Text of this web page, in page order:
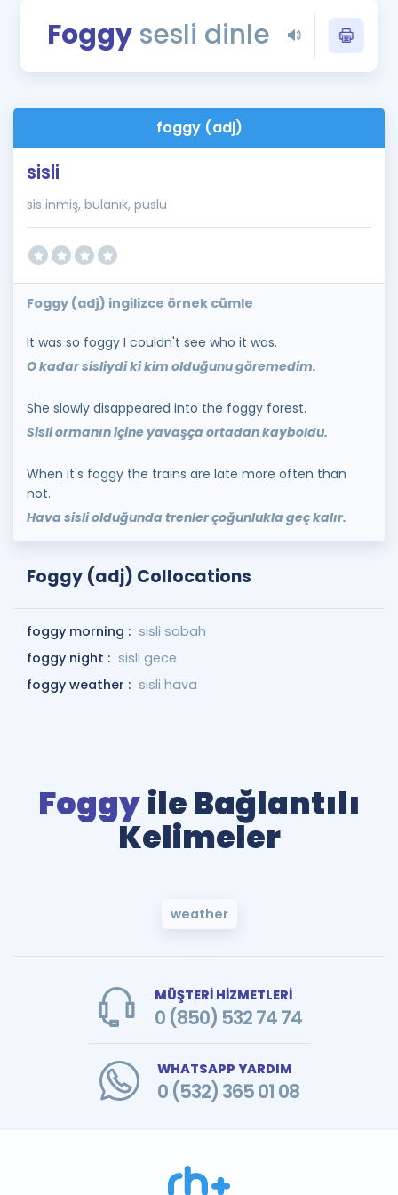
Rehberlik Aracı
Blog
İngilizce Gramer
Foggysesli dinle
foggy (adj)
sisli
sis inmiş, bulanık, puslu
Foggy (adj) ingilizce örnek cümle
It was so foggy I couldn't see who it was.
O kadar sisliydi ki kim olduğunu göremedim.
She slowly disappeared into the foggy forest.
Sisli ormanın içine yavaşça ortadan kayboldu.
When it's foggy the trains are late more often than
not.
Hava sisli olduğunda trenler çoğunlukla geç kalır.
Foggy (adj) Collocations
foggy morning : sisli sabah
foggy night : sisli gece
foggy weather : sisli hava
Foggyile Bağlantılı
Kelimeler
weather
MÜŞTERİ HİZMETLERİ
0 (850) 532 74 74
WHATSAPP YARDIM
0 (532) 365 01 08